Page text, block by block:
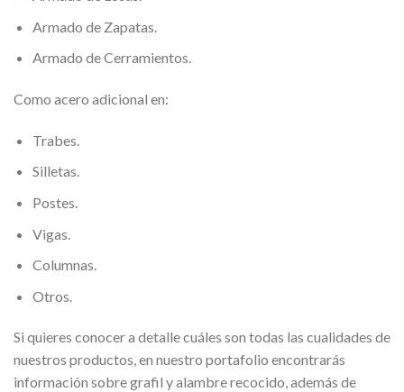
Armado de Zapatas.
Armado de Cerramientos.
Como acero adicional en:
Trabes.
Silletas.
Postes.
Vigas.
Columnas.
Otros.
Si quieres conocer a detalle cuáles son todas las cualidades de
nuestros productos, en nuestro portafolio encontrarás
información sobre grafil y alambre recocido, además de